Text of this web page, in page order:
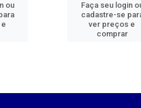
ou
Faça seu login
cadastre-se
ver preços e
comprar